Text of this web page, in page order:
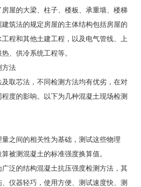
屋的大梁、柱子、楼板、承重墙、楼梯
筑法的规定房屋的主体结构包括房屋的
程和其他土建工程，以及电气管线、上
、供冷系统工程等。
方法
取芯法，不同检测方法均有优劣，在对
度的影响。以下为几种混凝土现场检测
之间的相关性为基础，测试这些物理
被测混凝土的标准强度换算值。
泛的结构混凝土抗压强度检测方法，其
仪器轻巧，使用方便、测试速度快、测